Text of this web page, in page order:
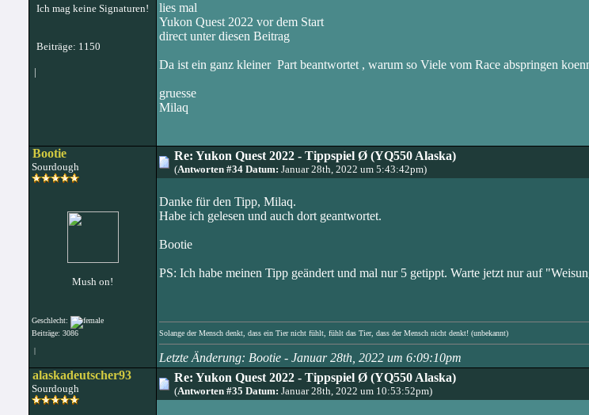
Ich mag keine Signaturen!
Beiträge: 1150
|
lies mal
Yukon Quest 2022 vor dem Start
direct unter diesen Beitrag
Da ist ein ganz kleiner Part beantwortet , warum so Viele vom Race abspringen
gruesse
Milaq
Bootie
Sourdough
Mush on!
Geschlecht:
Beiträge: 3086
|
Re: Yukon Quest 2022 - Tippspiel Ø (YQ550 Alaska)
(Antworten #34 Datum: Januar 28th, 2022 um 5:43:42pm)
Danke für den Tipp, Milaq.
Habe ich gelesen und auch dort geantwortet.
Bootie
PS: Ich habe meinen Tipp geändert und mal nur 5 getippt. Warte jetzt nur auf
Solange der Mensch denkt, dass ein Tier nicht fühlt, fühlt das Tier, dass der Mensch nicht denkt! (unbekannt)
Letzte Änderung: Bootie - Januar 28th, 2022 um 6:09:10pm
alaskadeutscher93
Sourdough
Re: Yukon Quest 2022 - Tippspiel Ø (YQ550 Alaska)
(Antworten #35 Datum: Januar 28th, 2022 um 10:53:52pm)